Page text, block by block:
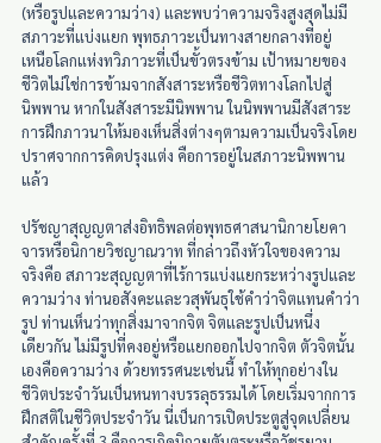
(หรือรูปและความว่าง) และพบว่าความจริงสูงสุดไม่มี
สภาวะที่แบ่งแยก พุทธภาวะเป็นทางสายกลางที่อยู่
เหนือโลกแห่งทวิภาวะที่เป็นขั้วตรงข้าม เป้าหมายของ
ชีวิตไม่ใช่การข้ามจากสังสาระหรือชีวิตทางโลกไปสู่
นิพพาน หากในสังสาระมีนิพพาน ในนิพพานมีสังสาระ
การฝึกภาวนาให้มองเห็นสิ่งต่างๆตามความเป็นจริงโดย
ปราศจากการคิดปรุงแต่ง คือการอยู่ในสภาวะนิพพาน
แล้ว
ปรัชญาสุญญตาส่งอิทธิพลต่อพุทธศาสนานิกายโยคา
จารหรือนิกายวิชญาณวาท ที่กล่าวถึงหัวใจของความ
จริงคือ สภาวะสุญญตาที่ไร้การแบ่งแยกระหว่างรูปและ
ความว่าง ท่านอสังคะและวสุพันธุใช้คำว่าจิตแทนคำว่า
รูป ท่านเห็นว่าทุกสิ่งมาจากจิต จิตและรูปเป็นหนึ่ง
เดียวกัน ไม่มีรูปที่คงอยู่หรือแยกออกไปจากจิต ตัวจิตนั้น
เองคือความว่าง ด้วยทรรศนะเช่นนี้ ทำให้ทุกอย่างใน
ชีวิตประจำวันเป็นหนทางบรรลุธรรมได้ โดยเริ่มจากการ
ฝึกสติในชีวิตประจำวัน นี่เป็นการเปิดประตูสู่จุดเปลี่ยน